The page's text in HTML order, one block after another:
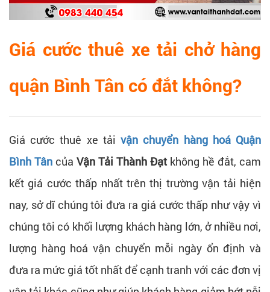
Giá cước thuê xe tải chở hàng
quận Bình Tân có đắt không?
Giá cước thuê xe tảivận chuyển hàng hoá Quận
Bình Tân của Vận Tải Thành Đạt không hề đắt, cam
kết giá cước thấp nhất trên thị trường vận tải hiện
nay, sở dĩ chúng tôi đưa ra giá cước thấp như vậy vì
chúng tôi có khối lượng khách hàng lớn, ở nhiều nơi,
lượng hàng hoá vận chuyển mỗi ngày ổn định và
đưa ra mức giá tốt nhất để cạnh tranh với các đơn vị